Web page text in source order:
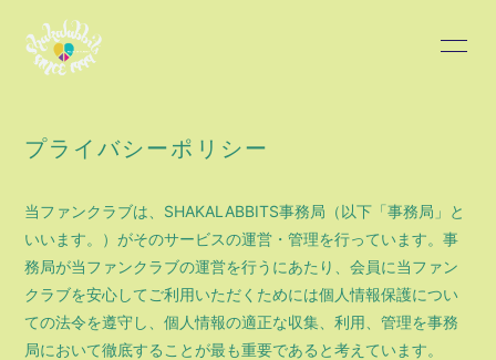
DISCOGRAPHY
BLOG
MOVIE
PHOTO
プライバシーポリシー
当ファンクラブは、SHAKALABBITS事務局（以下「事務局」と
いいます。）がそのサービスの運営・管理を行っています。事
務局が当ファンクラブの運営を行うにあたり、会員に当ファン
クラブを安心してご利用いただくためには個人情報保護につい
ての法令を遵守し、個人情報の適正な収集、利用、管理を事務
局において徹底することが最も重要であると考えています。